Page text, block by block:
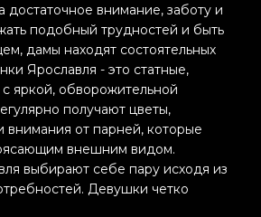
достаточное внимание, заботу и
подобный трудностей и быть
дамы находят состоятельных
Ярославля - это статные,
яркой, обворожительной
получают цветы,
внимания от парней, которые
внешним видом.
выбирают себе пару исходя из
Девушки четко